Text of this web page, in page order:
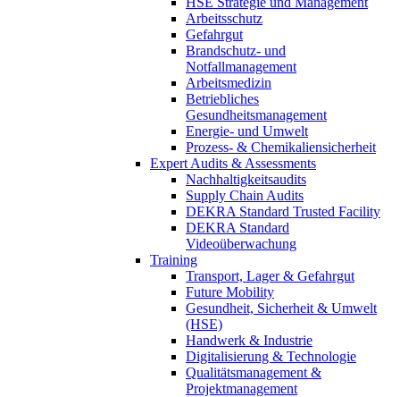
Arbeitsschutz
Gefahrgut
Brandschutz- und
Notfallmanagement
Arbeitsmedizin
Betriebliches
Gesundheitsmanagement
Energie- und Umwelt
Prozess- & Chemikaliensicherheit
Expert Audits & Assessments
Nachhaltigkeitsaudits
Supply Chain Audits
DEKRA Standard Trusted Facility
DEKRA Standard
Videoüberwachung
Training
Transport, Lager & Gefahrgut
Future Mobility
Gesundheit, Sicherheit & Umwelt
(HSE)
Handwerk & Industrie
Digitalisierung & Technologie
Qualitätsmanagement &
Projektmanagement